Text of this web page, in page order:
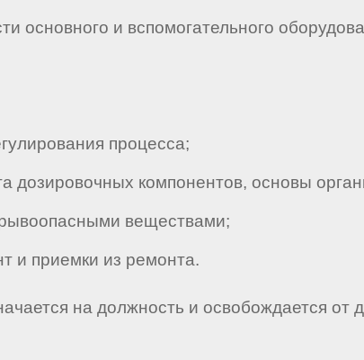
основного и вспомогательного
процесса;
компонентов, основы
веществами;
и приемки из ремонта.
на должность и освобождается от